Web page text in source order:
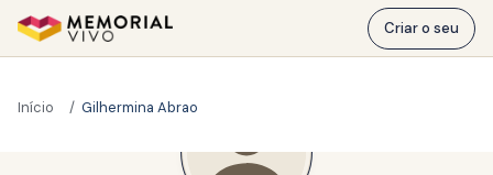
Ir para o conteúdo principal
Criar o seu
Início Gilhermina Abrao